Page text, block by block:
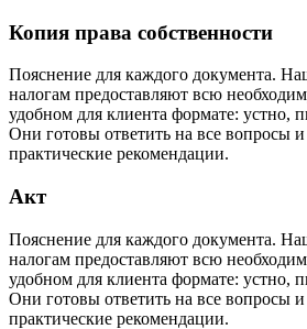
Копия права собственности
Пояснение для каждого документа.
налогам предоставляют всю
удобном для клиента формате: устно,
Они готовы ответить на все вопросы
практические рекомендации.
Акт
Пояснение для каждого документа.
налогам предоставляют всю
удобном для клиента формате: устно,
Они готовы ответить на все вопросы
практические рекомендации.